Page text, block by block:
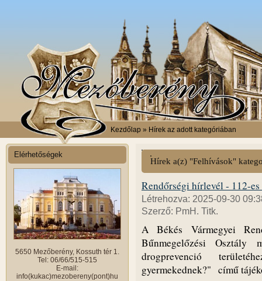
Kezdőlap » Hírek az adott kategóriában
Elérhetőségek
5650 Mezőberény, Kossuth tér 1.
Tel: 06/66/515-515
E-mail:
info(kukac)mezobereny(pont)hu
Hírek a(z) "Felhívások"
Rendőrségi hírlevél - 112-
Létrehozva: 2025-09-30
Szerző: PmH. Titk.
A Békés Vármegyei
Bűnmegelőzési
drogprevenció
gyermekednek?" című